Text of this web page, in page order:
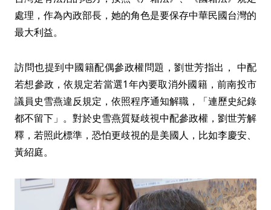
處理，作為內政部長，她的角色是要保存中華民國台灣的
最大利益。
訪問也提到中國籍配偶參政權問題，劉世芳指出， 中配
若想參政，依規定若當選1年內要取消外國籍，前南投市
議員史雪燕違反規定，依照程序通知解職，「連歷史紀錄
都不留下」。對於史雪燕質疑歧視中配參政權，劉世芳解
釋，若照此標準，恐怕更歧視的是美國人，比如李慶安、
黃紹庭。